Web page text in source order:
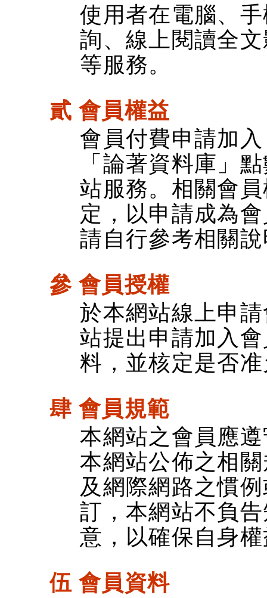
使用者在電腦、
詢、線上閱讀全
等服務。
貳 會員權益
會員付費申請加
「論著資料庫」
站服務。相關會
定，以申請成為
請自行參考相關
參 會員授權
於本網站線上申
站提出申請加入
料，並核定是否
肆 會員規範
本網站之會員應
本網站公佈之相
及網際網路之慣
訂，本網站不負
意，以確保自身
伍 會員資料